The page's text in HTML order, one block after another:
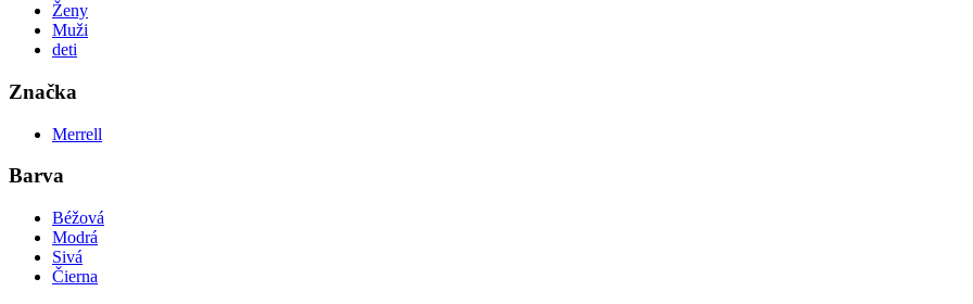
Ženy
Muži
deti
Značka
Merrell
Barva
Béžová
Modrá
Sivá
Čierna